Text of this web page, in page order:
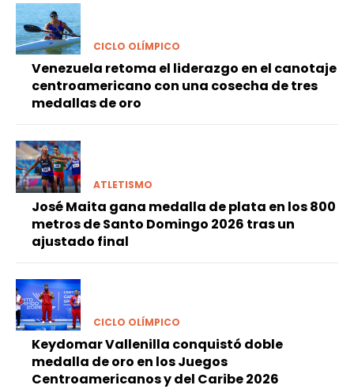
CICLO OLÍMPICO
Venezuela retoma el liderazgo en el canotaje
centroamericano con una cosecha de tres
medallas de oro
ATLETISMO
José Maita gana medalla de plata en los 800
metros de Santo Domingo 2026 tras un
ajustado final
CICLO OLÍMPICO
Keydomar Vallenilla conquistó doble
medalla de oro en los Juegos
Centroamericanos y del Caribe 2026